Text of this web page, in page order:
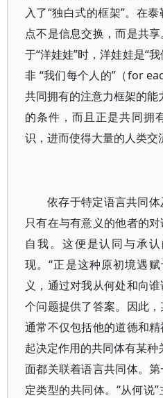
入了“独白式的框架”。在
点不是信息交换，而是共
于“洋娃娃”时，洋娃娃是“
非 “我们每个人的”（for
共同拥有的注意力框架的能
的条件，而且正是共同拥
识，进而使得大量的人类交
依存于特定语言共同体
只有在与有意义的他者的
自我。这便是认同与承
现。“正是这种原初境遇赋
义，通过对我从何处和向
个问题提供了答案。因此
通常不仅包括他的道德和
起决定作用的共同体有某种
面都关联着语言共同体。
定类型的共同体。“从何说